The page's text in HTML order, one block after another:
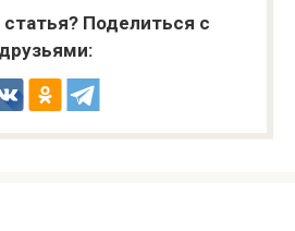
Поделиться с
друзьями: